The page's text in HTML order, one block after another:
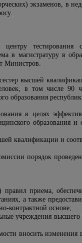
экзаменов, в
тестирования
в магистратуру в
Министров.
высшей
в том числе 90
образования
в целях
образования и
квалификации и
порядок
правил приема,
а также
контрактной основе;
учреждения высшего
вносить изменения